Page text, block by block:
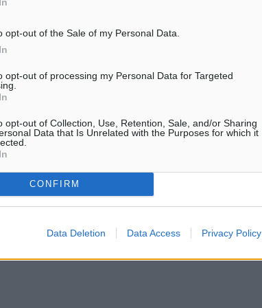
opt-out of the Sale of my Personal Data.
opt-out of processing my Personal Data for Targeted
opt-out of Collection, Use, Retention, Sale, and/or Sharing
Data that Is Unrelated with the Purposes for which it
CONFIRM
Data Deletion Data Access Privacy Policy